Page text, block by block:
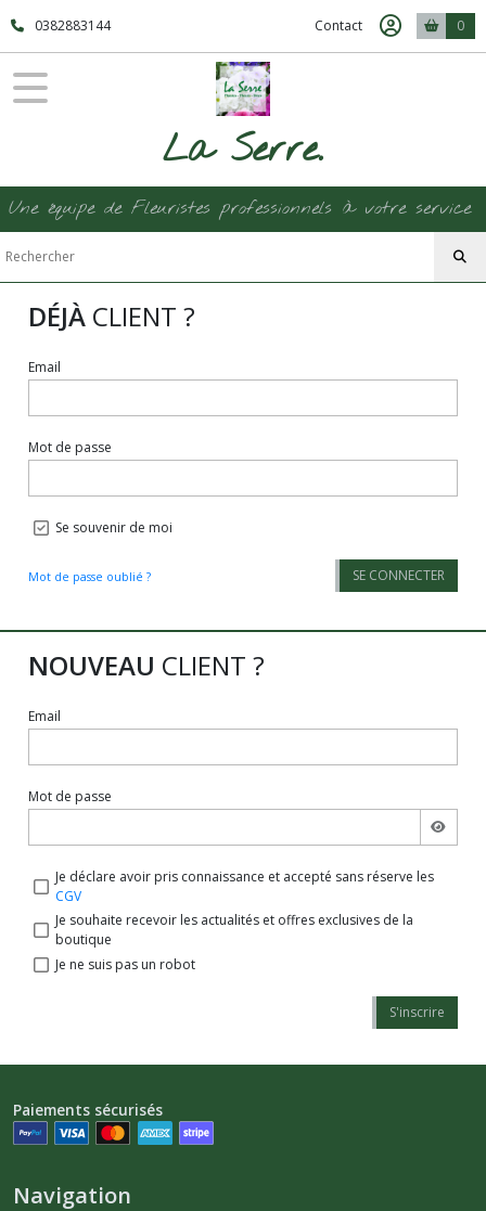
0382883144 Contact 0
La Serre.
Une équipe de Fleuristes professionnels à votre service
DÉJÀ CLIENT ?
Email
Mot de passe
Se souvenir de moi
Mot de passe oublié ? SE CONNECTER
NOUVEAU CLIENT ?
Email
Mot de passe
Je déclare avoir pris connaissance et accepté sans réserve les
CGV
Je souhaite recevoir les actualités et offres exclusives de la
boutique
Je ne suis pas un robot
S'inscrire
Paiements sécurisés
Navigation